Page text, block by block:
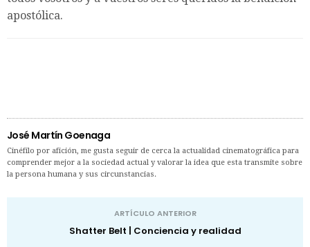
apostólica.
José Martín Goenaga
Cinéfilo por afición, me gusta seguir de cerca la actualidad cinematográfica para
comprender mejor a la sociedad actual y valorar la idea que esta transmite sobre
la persona humana y sus circunstancias.
ARTÍCULO ANTERIOR
Shatter Belt | Conciencia y realidad